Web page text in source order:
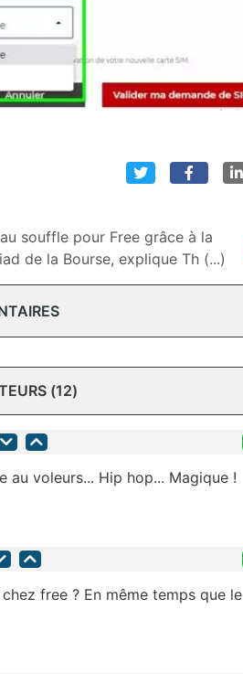
souffle pour Free grâce à la
de la Bourse, explique Th (...)
(12)
voleurs... Hip hop... Magique !
free ? En même temps que le